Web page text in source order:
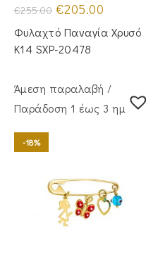
€255.00 Original
price
was:
€255.00.
€205.00
τιμή
είναι:
Φυλαχτό Παναγία Χρυσό
Κ14 SXP-20478
Άμεση παραλαβή /
Παράδoση 1 έως 3 ημέρες
-18%